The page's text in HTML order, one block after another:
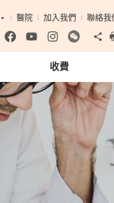
醫院 加入我們 聯絡我
Share
收費